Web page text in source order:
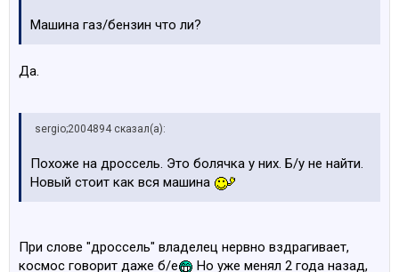
Машина газ/бензин что ли?
Да.
sergio;2004894 сказал(а):
Похоже на дроссель. Это болячка у них. Б/у не найти.
Новый стоит как вся машина
При слове "дроссель" владелец нервно вздрагивает,
космос говорит даже б/e
Но уже менял 2 года назад,